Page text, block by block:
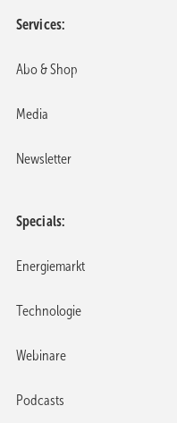
Druckvorschau
wird vier Großwärmepumpen
Services
Abo & Shop
Media
Newsletter
Specials
Energiemarkt
Technologie
Webinare
Podcasts